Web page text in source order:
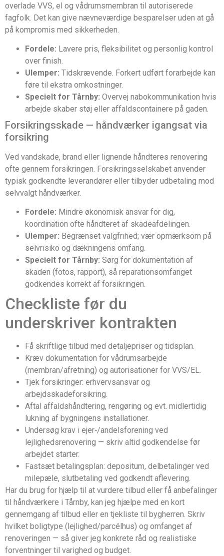
overlade VVS, el og vådrumsmembran til autoriserede
fagfolk. Det kan give nævneværdige besparelser uden at gå
på kompromis med sikkerheden.
Fordele: Lavere pris, fleksibilitet og personlig kontrol
over finish.
Ulemper: Tidskrævende. Forkert udført forarbejde kan
føre til ekstra omkostninger.
Specielt for Tårnby: Overvej nabokommunikation hvis
arbejde skaber støj eller affaldscontainere på gaden.
Forsikringsskade — håndværker igangsat via
forsikring
Ved vandskade, brand eller lignende håndteres renovering
ofte gennem forsikringen. Forsikringsselskabet anvender
typisk godkendte leverandører eller tilbyder udbetaling mod
selvvalgt håndværker.
Fordele: Mindre økonomisk ansvar for dig,
koordination ofte håndteret af skadeafdelingen.
Ulemper: Begrænset valgfrihed; vær opmærksom på
selvrisiko og dækningens omfang.
Specielt for Tårnby: Sørg for dokumentation af
skaden (fotos, rapport), så reparationsomfanget
godkendes korrekt af forsikringen.
Checkliste før du
underskriver kontrakten
Få skriftlige tilbud med detaljepriser og tidsplan.
Kræv dokumentation for vådrumsarbejde
(membran/afretning) og autorisationer for VVS/EL.
Tjek forsikringer: erhvervsansvar og
arbejdsskadeforsikring.
Aftal affaldshåndtering, rengøring og evt. midlertidig
lukning af bygningens installationer.
Undersøg krav i ejer‑/andelsforening ved
lejlighedsrenovering — skriv altid godkendelse før
arbejdet starter.
Fastsæt betalingsplan: depositum, delbetalinger ved
milepæle, slutbetaling ved godkendt aflevering.
Har du brug for hjælp til at vurdere tilbud eller få anbefalinger
til håndværkere i Tårnby, kan jeg hjælpe med en kort
gennemgang af tilbud eller en tjekliste til bygherren. Skriv
hvilket boligtype (lejlighed/parcélhus) og omfanget af
renoveringen — så giver jeg konkrete råd og realistiske
forventninger til varighed og budget.